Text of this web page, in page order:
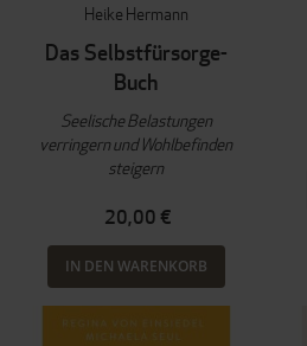
Heike Hermann
Das Selbstfürsorge-
Buch
Seelische Belastungen
verringern und Wohlbefinden
steigern
20,00 €
IN DEN WARENKORB